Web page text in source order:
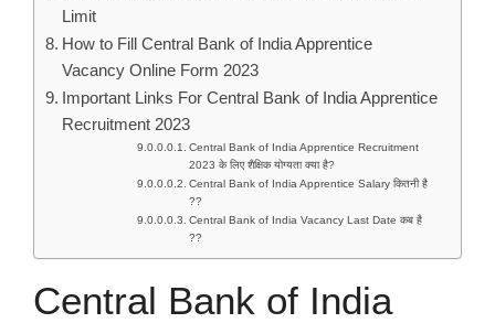
Limit
How to Fill Central Bank of India Apprentice
Vacancy Online Form 2023
Important Links For Central Bank of India Apprentice
Recruitment 2023
Central Bank of India Apprentice Recruitment
2023 के लिए शैक्षिक योग्यता क्या है?
Central Bank of India Apprentice Salary कितनी है
??
Central Bank of India Vacancy Last Date कब है
??
Central Bank of India